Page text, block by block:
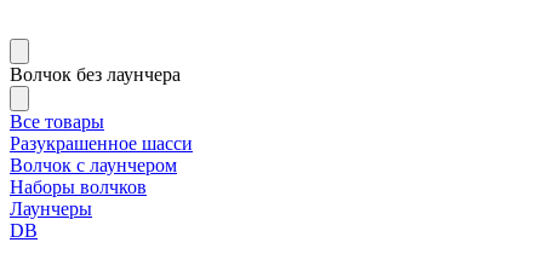
Волчок без лаунчера
Все товары
Разукрашенное шасси
Волчок с лаунчером
Наборы волчков
Лаунчеры
DB